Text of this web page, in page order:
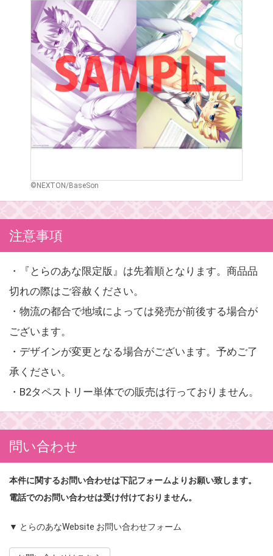
©NEXTON/BaseSon
注意事項
・『とらのあな限定版』は先着順となります。商品品
切れの際はご容赦ください。
・物流の都合で地域によっては発売が前後する場合が
ございます。
・デザインが変更となる場合がございます。予めご了
承ください。
・B2タペストリー単体での販売は行っておりません。
問い合わせ
本件に関するお問い合わせは下記フォームよりお願い致します。
電話でのお問い合わせは受け付けておりません。
▼ とらのあなWebsite お問い合わせフォーム